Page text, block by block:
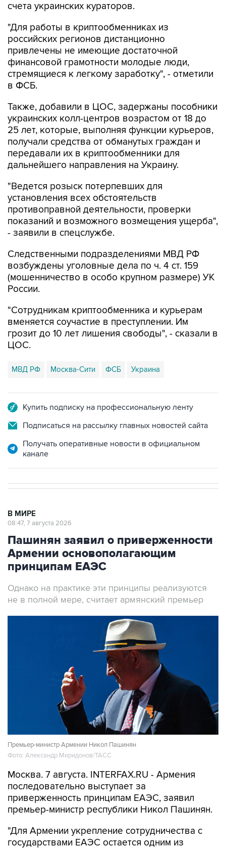
"Для работы в криптообменниках из
привлечены не имеющие достаточной
финансовой грамотности молодые люди,
стремящиеся к легкому заработку", - отметили
в ФСБ.
Также, добавили в ЦОС, задержаны пособники
25 лет, которые, выполняя функции курьеров,
получали средства от обманутых граждан и
передавали их в криптообменники для
дальнейшего направления на Украину.
"Ведется розыск потерпевших для
противоправной деятельности, проверки
показаний и возможного возмещения ущерба",
- заявили в спецслужбе.
Следственными подразделениями МВД РФ
(мошенничество в особо крупном размере) УК
России.
"Сотрудникам криптообменника и курьерам
грозит до 10 лет лишения свободы", - сказали в
ЦОС.
МВД РФ
Подписаться на рассылку главных новостей сайта
Получать оперативные новости в официальном
Пашинян заявил о приверженности
Армении основополагающим
принципам ЕАЭС
Однако на практике эти принципы реализуются
Премьер-министр Армении Никол Пашинян
Фото: Александр Миридонов/ТАСС
Москва. 7 августа. INTERFAX.RU - Армения
приверженность принципам ЕАЭС, заявил
премьер-министр республики Никол Пашинян.
"Для Армении укрепление сотрудничества с
внешнеполитических и внешнеэкономических
приоритетов. Этот подход найдет свое